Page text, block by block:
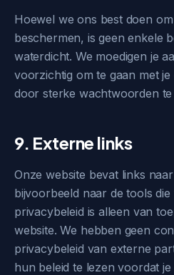
Hoewel we ons best doen
beschermen, is geen enkele
waterdicht. We moedigen je
voorzichtig om te gaan met
door sterke wachtwoorden te
9. Externe links
Onze website bevat links
bijvoorbeeld naar de tools
privacybeleid is alleen van
website. We hebben geen
privacybeleid van externe
hun beleid te lezen voordat je